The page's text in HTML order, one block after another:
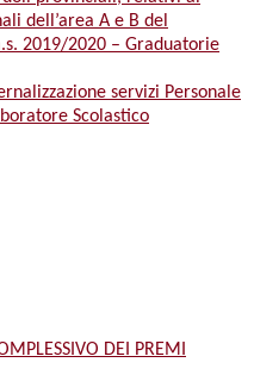
dell’area A e B del
2019/2020 – Graduatorie
servizi Personale
Scolastico
DEI PREMI